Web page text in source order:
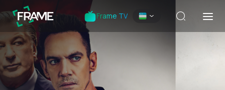
Frame TV